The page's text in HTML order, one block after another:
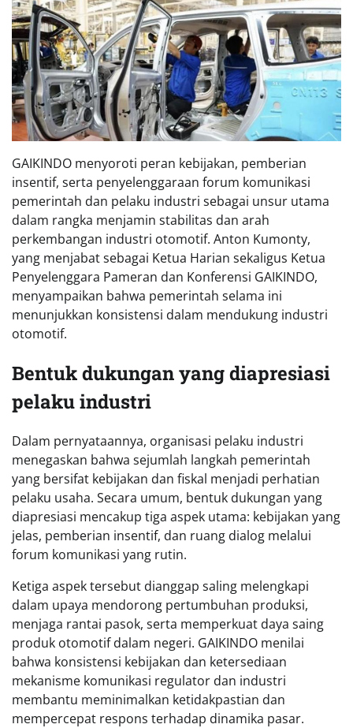
GAIKINDO menyoroti peran kebijakan, pemberian
insentif, serta penyelenggaraan forum komunikasi
pemerintah dan pelaku industri sebagai unsur utama
dalam rangka menjamin stabilitas dan arah
perkembangan industri otomotif. Anton Kumonty,
yang menjabat sebagai Ketua Harian sekaligus Ketua
Penyelenggara Pameran dan Konferensi GAIKINDO,
menyampaikan bahwa pemerintah selama ini
menunjukkan konsistensi dalam mendukung industri
otomotif.
Bentuk dukungan yang diapresiasi
pelaku industri
Dalam pernyataannya, organisasi pelaku industri
menegaskan bahwa sejumlah langkah pemerintah
yang bersifat kebijakan dan fiskal menjadi perhatian
pelaku usaha. Secara umum, bentuk dukungan yang
diapresiasi mencakup tiga aspek utama: kebijakan yang
jelas, pemberian insentif, dan ruang dialog melalui
forum komunikasi yang rutin.
Ketiga aspek tersebut dianggap saling melengkapi
dalam upaya mendorong pertumbuhan produksi,
menjaga rantai pasok, serta memperkuat daya saing
produk otomotif dalam negeri. GAIKINDO menilai
bahwa konsistensi kebijakan dan ketersediaan
mekanisme komunikasi regulator dan industri
membantu meminimalkan ketidakpastian dan
mempercepat respons terhadap dinamika pasar.